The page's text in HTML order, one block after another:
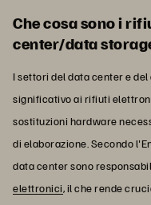
Che cosa sono i
center/data
I settori del data center e
significativo ai rifiuti
sostituzioni hardware
di elaborazione. Secondo
data center sono
elettronici, il che rende